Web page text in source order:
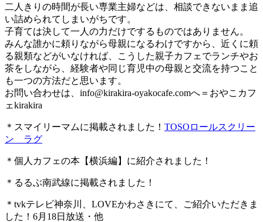
二人きりの時間が長い専業主婦などは、相談できないまま追
い詰められてしまいがちです。
子育ては決して一人の力だけでするものではありません。
みんな誰かに頼りながら母親になるわけですから、近くに頼
る親類などがいなければ、こうした親子カフェでランチやお
茶をしながら、経験者や同じ育児中の母親と交流を持つこと
も一つの方法だと思います。
お問い合わせは、 info@kirakira-oyakocafe.comへ＝おやこカフ
ェkirakira
＊スマイリーマムに掲載されました！ TOSOロールスクリー
ン ラグ
＊個人カフェの本【横浜編】に紹介されました！
＊るるぶ南武線に掲載されました！
＊tvkテレビ神奈川、LOVEかわさきにて、ご紹介いただきま
した！6月18日放送・他